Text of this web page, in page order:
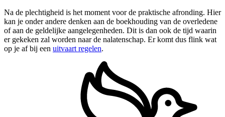
Na de plechtigheid is het moment voor de praktische afronding. Hier
kan je onder andere denken aan de boekhouding van de overledene
of aan de geldelijke aangelegenheden. Dit is dan ook de tijd waarin
er gekeken zal worden naar de nalatenschap. Er komt dus flink wat
op je af bij een uitvaart regelen.